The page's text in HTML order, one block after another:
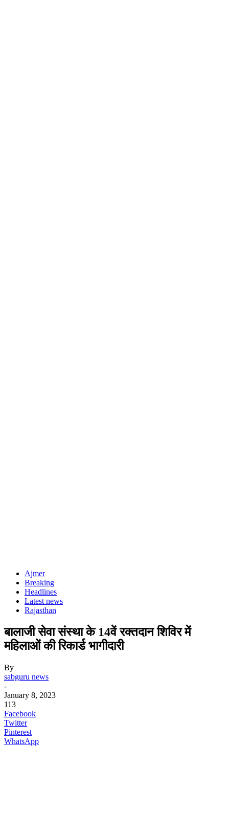
Ajmer
Breaking
Headlines
Latest news
Rajasthan
बालाजी सेवा संस्था के 14वें रक्तदान शिविर में
महिलाओं की रिकार्ड भागीदारी
By
sabguru news
-
January 8, 2023
113
Facebook
Twitter
Pinterest
WhatsApp